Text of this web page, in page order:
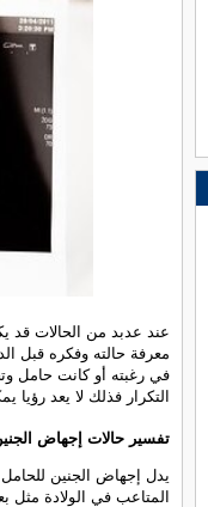
عند عدبد من الحالات قد
معرفة حالته وفكره قبل
في رغبته أو كانت حامل
التكرار فذلك لا يعد رؤيا
تفسير حالات إجهاض
يدل إجهاض الجنين
المتاعب في الولادة مثل